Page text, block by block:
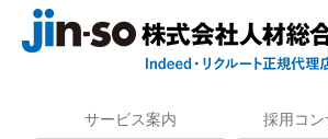
サービス案内 採用コン